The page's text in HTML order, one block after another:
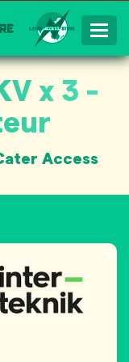
x 3 -
Access